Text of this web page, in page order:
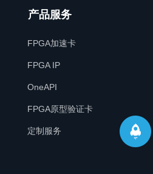
产品服务
FPGA加速卡
FPGA IP
OneAPI
FPGA原型验证卡
定制服务